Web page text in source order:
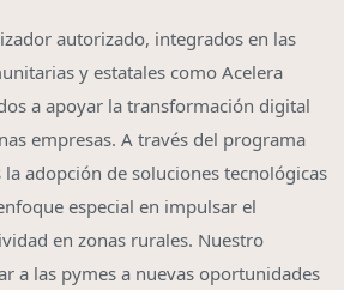
autorizado, integrados en las
y estatales como Acelera
a apoyar la transformación digital
empresas. A través del programa
adopción de soluciones tecnológicas
especial en impulsar el
en zonas rurales. Nuestro
a las pymes a nuevas oportunidades